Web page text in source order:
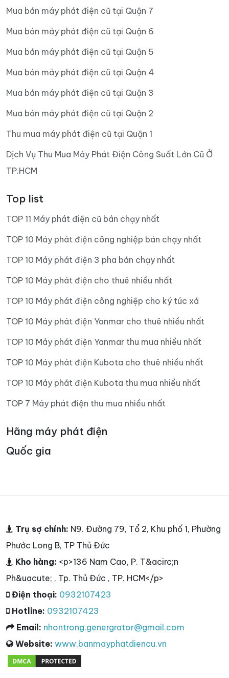
Mua bán máy phát điện cũ tại Quận 7
Mua bán máy phát điện cũ tại Quận 6
Mua bán máy phát điện cũ tại Quận 5
Mua bán máy phát điện cũ tại Quận 4
Mua bán máy phát điện cũ tại Quận 3
Mua bán máy phát điện cũ tại Quận 2
Thu mua máy phát điện cũ tại Quận 1
Dịch Vụ Thu Mua Máy Phát Điện Công Suất Lớn Cũ Ở
TP.HCM
Top list
TOP 11 Máy phát điện cũ bán chạy nhất
TOP 10 Máy phát điện công nghiệp bán chạy nhất
TOP 10 Máy phát điện 3 pha bán chạy nhất
TOP 10 Máy phát điện cho thuê nhiều nhất
TOP 10 Máy phát điện công nghiệp cho ký túc xá
TOP 10 Máy phát điện Yanmar cho thuê nhiều nhất
TOP 10 Máy phát điện Yanmar thu mua nhiều nhất
TOP 10 Máy phát điện Kubota cho thuê nhiều nhất
TOP 10 Máy phát điện Kubota thu mua nhiều nhất
TOP 7 Máy phát điện thu mua nhiều nhất
Hãng máy phát điện
Quốc gia
Trụ sợ chính: N9. Đường 79, Tổ 2, Khu phố 1, Phường
Phước Long B, TP Thủ Đức
Kho hàng: <p>136 Nam Cao, P. T&acirc;n
Ph&uacute; , Tp. Thủ Đức , TP. HCM</p>
Điện thoại: 0932107423
Hotline: 0932107423
Email: nhontrong.genergrator@gmail.com
Website: www.banmayphatdiencu.vn